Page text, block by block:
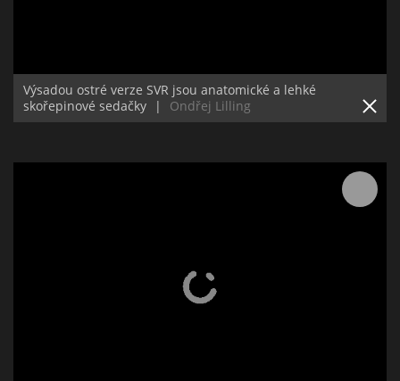
Výsadou ostré verze SVR jsou anatomické a lehké
skořepinové sedačky
| Ondřej Lilling